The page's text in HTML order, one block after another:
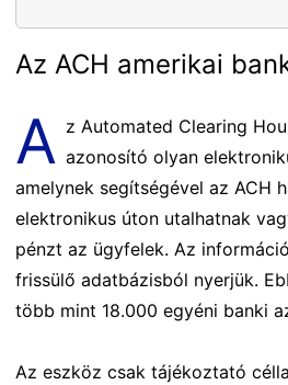
Az ACH amerikai
A z Automated Clearing
azonosító olyan
amelynek segítségével az ACH
elektronikus úton utalhatnak
pénzt az ügyfelek. Az
frissülő adatbázisból nyerjük.
több mint 18.000 egyéni banki
Az eszköz csak tájékoztató